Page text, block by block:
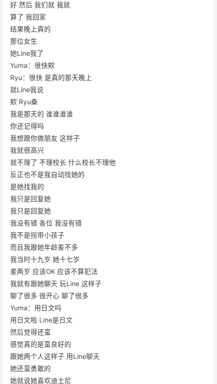
好 然后 我们就 我就
算了 我回家
结果晚上真的
那位女生
她Line我了
Yuma：很快欸
Ryu：很快 是真的那天晚上
就Line我说
欸 Ryu桑
我是那天的 谁谁谁谁
你还记得吗
我想跟你做朋友 这样子
我就很高兴
就不理了 不理校长 什么校长不理他
反正也不是我自动找她的
是她找我的
我只是回复她
我只是回复她
我没有错 各位 我没有错
我不是拐带小孩子
而且我跟她年龄差不多
我当时十九岁 她十七岁
差两岁 应该OK 应该不算犯法
我就有跟她聊天 玩Line 这样子
聊了很多 很开心 聊了很多
Yuma：用日文吗
用日文啦 Line是日文
然后觉得还蛮
感觉真的是蛮良好的
跟她两个人这样子 用Line聊天
她还蛮勇敢的
她就说她喜欢迪士尼